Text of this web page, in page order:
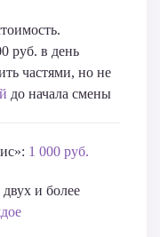
руб. в день
частями, но не
до начала смены
1 000 руб.
и более